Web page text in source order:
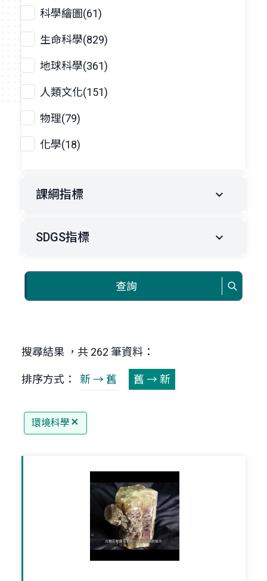
科學繪圖(61)
生命科學(829)
地球科學(361)
人類文化(151)
物理(79)
化學(18)
課綱指標
SDGS指標
查詢
搜尋結果 ，共 262 筆資料：
排序方式： 新 → 舊 舊 → 新
環境科學